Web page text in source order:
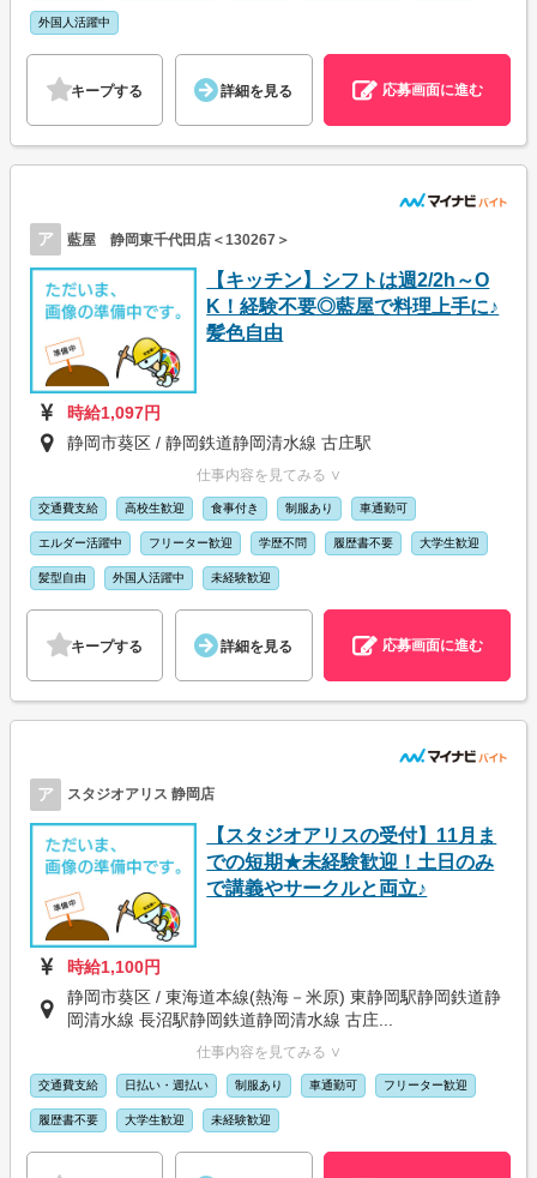
外国人活躍中
キープする 詳細を見る 応募画面に進む
ア 藍屋 静岡東千代田店＜130267＞
【キッチン】シフトは週2/2h～O
K！経験不要◎藍屋で料理上手に♪
髪色自由
時給1,097円
静岡市葵区 / 静岡鉄道静岡清水線 古庄駅
仕事内容を見てみる ∨
交通費支給 高校生歓迎 食事付き 制服あり 車通勤可
エルダー活躍中 フリーター歓迎 学歴不問 履歴書不要 大学生歓迎
髪型自由 外国人活躍中 未経験歓迎
キープする 詳細を見る 応募画面に進む
ア スタジオアリス 静岡店
【スタジオアリスの受付】11月ま
での短期★未経験歓迎！土日のみ
で講義やサークルと両立♪
時給1,100円
静岡市葵区 / 東海道本線(熱海－米原) 東静岡駅静岡鉄道静
岡清水線 長沼駅静岡鉄道静岡清水線 古庄...
仕事内容を見てみる ∨
交通費支給 日払い・週払い 制服あり 車通勤可 フリーター歓迎
履歴書不要 大学生歓迎 未経験歓迎